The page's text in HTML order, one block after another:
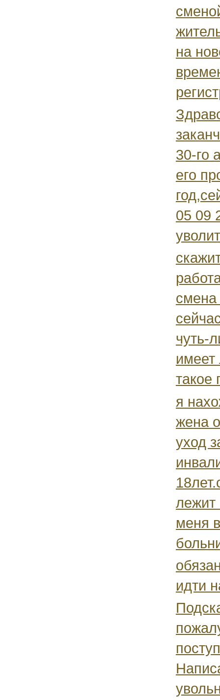
на
30-го
его
05 09
смена
чуть-
имеет
такое
я
жена
уход
лежит
меня
идти